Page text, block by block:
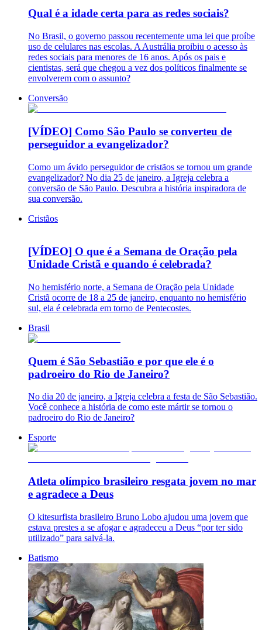
Qual é a idade certa para as redes sociais?
No Brasil, o governo passou recentemente uma lei que proíbe
uso de celulares nas escolas. A Austrália proibiu o acesso às
redes sociais para menores de 16 anos. Após os pais e
cientistas, será que chegou a vez dos políticos finalmente se
envolverem com o assunto?
Conversão
[VÍDEO] Como São Paulo se converteu de
perseguidor a evangelizador?
Como um ávido perseguidor de cristãos se tornou um grande
evangelizador? No dia 25 de janeiro, a Igreja celebra a
conversão de São Paulo. Descubra a história inspiradora de
sua conversão.
Cristãos
[VÍDEO] O que é a Semana de Oração pela
Unidade Cristã e quando é celebrada?
No hemisfério norte, a Semana de Oração pela Unidade
Cristã ocorre de 18 a 25 de janeiro, enquanto no hemisfério
sul, ela é celebrada em torno de Pentecostes.
Brasil
Quem é São Sebastião e por que ele é o
padroeiro do Rio de Janeiro?
No dia 20 de janeiro, a Igreja celebra a festa de São Sebastião.
Você conhece a história de como este mártir se tornou o
padroeiro do Rio de Janeiro?
Esporte
Atleta olímpico brasileiro resgata jovem no mar
e agradece a Deus
O kitesurfista brasileiro Bruno Lobo ajudou uma jovem que
estava prestes a se afogar e agradeceu a Deus “por ter sido
utilizado” para salvá-la.
Batismo